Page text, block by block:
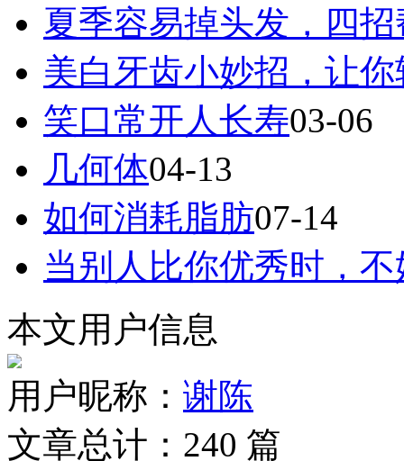
夏季容易掉头发，四
美白牙齿小妙招，让
笑口常开人长寿03-06
几何体04-13
如何消耗脂肪07-14
当别人比你优秀时，
本文用户信息
用户昵称： 谢陈
文章总计： 240 篇